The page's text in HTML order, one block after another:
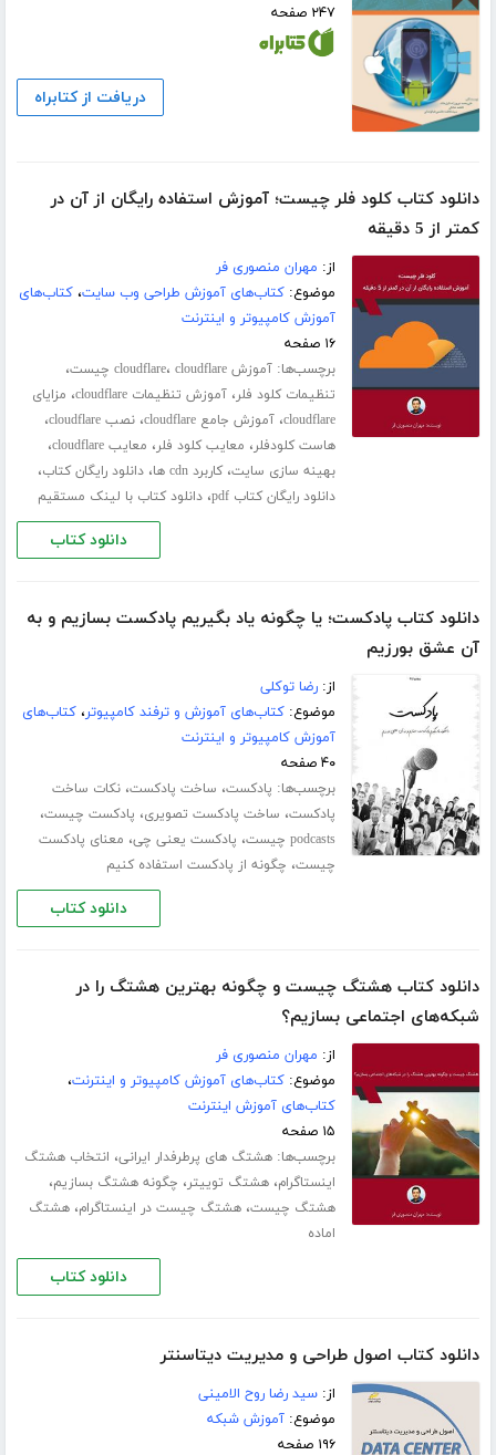
۲۴۷ صفحه
دریافت از کتابراه
دانلود کتاب کلود فلر چیست؛ آموزش استفاده رایگان از آن در
کمتر از 5 دقیقه
از: مهران منصوری فر
موضوع:کتاب‌های آموزش طراحی وب سایت،کتاب‌های
آموزش کامپیوتر و اینترنت
۱۶ صفحه
برچسب‌ها:آموزش cloudflare ، cloudflare چیست ،
تنظیمات کلود فلر،آموزش تنظیمات cloudflare ، مزایای
cloudflare،آموزش جامع cloudflare ،نصب cloudflare ،
هاست کلودفلر، معایب کلود فلر، معایب cloudflare ،
بهینه سازی سایت،کاربرد cdn ها ،دانلود رایگان کتاب،
دانلود رایگان کتاب pdf ،دانلود کتاب با لینک مستقیم
دانلود کتاب
دانلود کتاب پادکست؛ یا چگونه یاد بگیریم پادکست بسازیم و به
آن عشق بورزیم
از:رضا توکلی
موضوع:کتاب‌های آموزش و ترفند کامپیوتر،کتاب‌های
آموزش کامپیوتر و اینترنت
۴۰ صفحه
برچسب‌ها: پادکست، ساخت پادکست،نکات ساخت
پادکست، ساخت پادکست تصویری، پادکست چیست،
podcasts چیست ، پادکست یعنی چی، معنای پادکست
چیست، چگونه از پادکست استفاده کنیم
دانلود کتاب
دانلود کتاب هشتگ چیست و چگونه بهترین هشتگ را در
شبکه‌های اجتماعی بسازیم؟
از: مهران منصوری فر
موضوع:کتاب‌های آموزش کامپیوتر و اینترنت،
کتاب‌های آموزش اینترنت
۱۵ صفحه
برچسب‌ها:هشتگ های پرطرفدار ایرانی، انتخاب هشتگ
اینستاگرام،هشتگ توییتر، چگونه هشتگ بسازیم،
هشتگ چیست،هشتگ چیست در اینستاگرام،هشتگ
اماده
دانلود کتاب
دانلود کتاب اصول طراحی و مدیریت دیتاسنتر
از:سید رضا روح الامینی
موضوع:آموزش شبکه
۱۹۶ صفحه